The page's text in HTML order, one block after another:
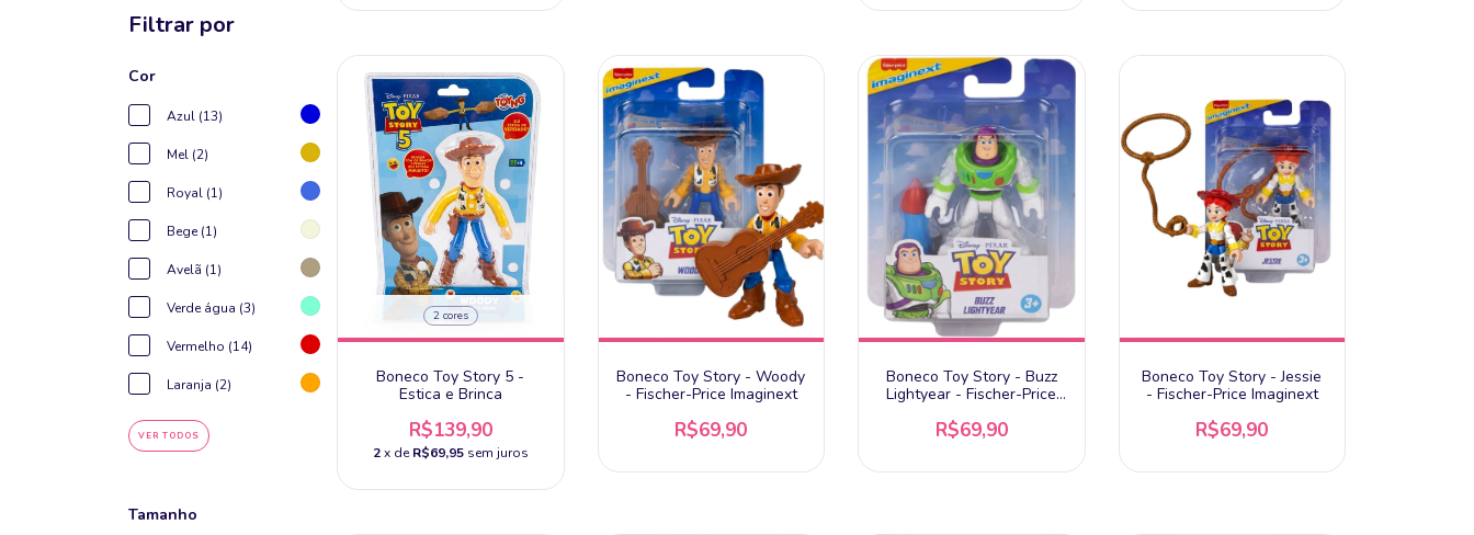
Filtrar por
Cor
Azul (13)
Mel (2)
Royal (1)
Bege (1)
Avelã (1)
Verde água (3)
Vermelho (14)
Laranja (2)
VER TODOS
Tamanho
2 cores
Boneco Toy Story 5 -
Estica e Brinca
R$139,90
2 x deR$69,95 sem juros
Boneco Toy Story - Woody
- Fischer-Price Imaginext
R$69,90
Boneco Toy Story - Buzz
Lightyear - Fischer-Price
R$69,90
Boneco Toy Story - Jessie
- Fischer-Price Imaginext
R$69,90